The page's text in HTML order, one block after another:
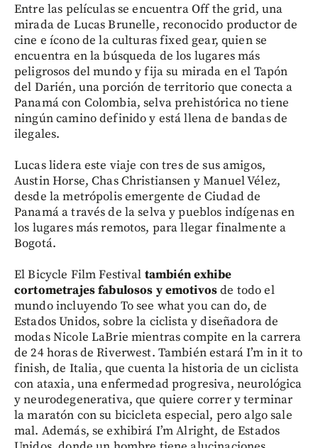
Entre las películas se encuentra Off the grid, una
mirada de Lucas Brunelle, reconocido productor de
cine e ícono de la culturas fixed gear, quien se
encuentra en la búsqueda de los lugares más
peligrosos del mundo y fija su mirada en el Tapón
del Darién, una porción de territorio que conecta a
Panamá con Colombia, selva prehistórica no tiene
ningún camino definido y está llena de bandas de
ilegales.
Lucas lidera este viaje con tres de sus amigos,
Austin Horse, Chas Christiansen y Manuel Vélez,
desde la metrópolis emergente de Ciudad de
Panamá a través de la selva y pueblos indígenas en
los lugares más remotos, para llegar finalmente a
Bogotá.
El Bicycle Film Festival también exhibe
cortometrajes fabulosos y emotivosde todo el
mundo incluyendo To see what you can do, de
Estados Unidos, sobre la ciclista y diseñadora de
modas Nicole LaBrie mientras compite en la carrera
de 24 horas de Riverwest. También estará I’m in it to
finish, de Italia, que cuenta la historia de un ciclista
con ataxia, una enfermedad progresiva, neurológica
y neurodegenerativa, que quiere correr y terminar
la maratón con su bicicleta especial, pero algo sale
mal. Además, se exhibirá I’m Alright, de Estados